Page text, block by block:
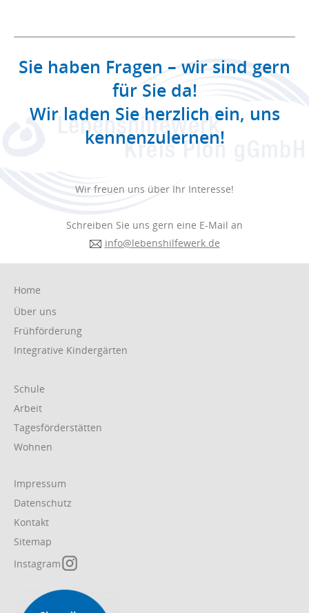
Sie haben Fragen – wir sind gern
für Sie da!
Wir laden Sie herzlich ein, uns
kennenzulernen!
Wir freuen uns über Ihr Interesse!
Schreiben Sie uns gern eine E-Mail an
info@lebenshilfewerk.de
überspringen
Home
Über uns
Frühförderung
Integrative Kindergärten
überspringen
Schule
Arbeit
Tagesförderstätten
Wohnen
überspringen
Impressum
Datenschutz
Kontakt
Sitemap
Instagram